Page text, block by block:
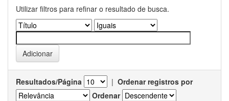
Utilizar filtros para refinar o resultado de busca.
Resultados/Página | Ordenar registros por
Ordenar